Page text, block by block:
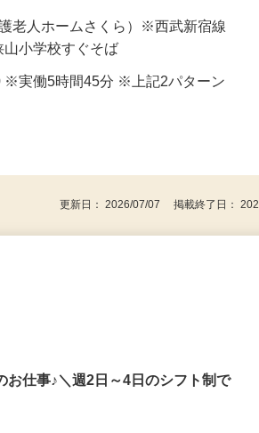
老人ホームさくら）※西武新宿線
山小学校すぐそば
※実働5時間45分 ※上記2パターン
お仕事♪＼週2日～4日のシフト制で